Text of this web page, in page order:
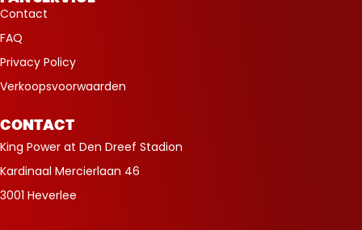
Contact
FAQ
Privacy Policy
Verkoopsvoorwaarden
CONTACT
King Power at Den Dreef Stadion
Kardinaal Mercierlaan 46
3001 Heverlee